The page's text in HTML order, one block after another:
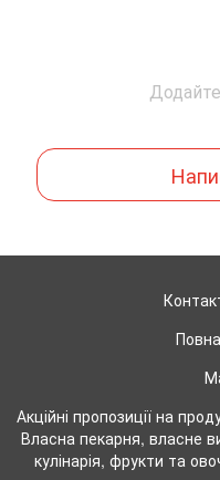
Акційні пропозиції на
Власна пекарня, власне
кулінарія, фрукти та